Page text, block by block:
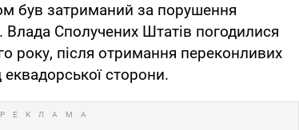
був затриманий за порушення
Влада Сполучених Штатів погодилися
року, після отримання переконливих
еквадорської сторони.